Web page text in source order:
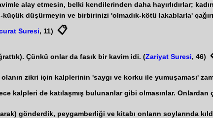
alay etmesin, belki kendilerinden daha hayırlıdırlar;
düşürmeyin ve birbirinizi 'olmadık-kötü lakablarla'
Suresi, 11) 📋
Çünkü onlar da fasık bir kavim idi. (Zariyat Suresi, 46)
zikri için kalplerinin 'saygı ve korku ile yumuşaması'
kalpleri de katılaşmış bulunanlar gibi olmasınlar. Onlardan
gönderdik, peygamberliği ve kitabı onların soylarında